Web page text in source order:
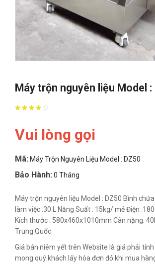
Máy trộn nguyên liệu Model :
Vui lòng gọi
Mã: Máy Trộn Nguyên Liệu Model : DZ50
Bảo Hành: 0 Tháng
Máy trộn nguyên liệu Model : DZ50 Bình
làm việc :30 L Năng Suất : 15kg/ mẻ Điện
Kích thước : 580x460x1010mm Cân nặng:
Trung Quốc
Giá bán niêm yết trên Website là giá phải tính
mong quý khách lấy hóa đơn đỏ khi mua